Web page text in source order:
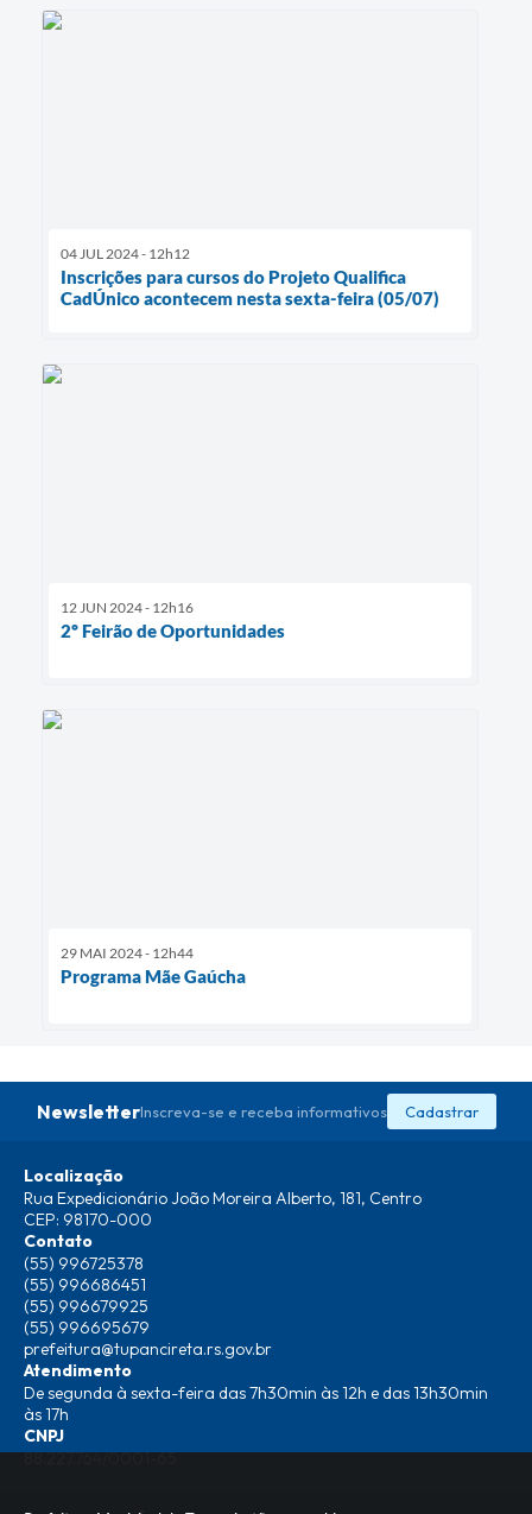
04 JUL 2024 - 12h12
Inscrições para cursos do Projeto Qualifica
CadÚnico acontecem nesta sexta-feira (05/07)
12 JUN 2024 - 12h16
2º Feirão de Oportunidades
29 MAI 2024 - 12h44
Programa Mãe Gaúcha
NewsletterInscreva-se e receba informativos Cadastrar
Localização
Rua Expedicionário João Moreira Alberto, 181, Centro
CEP: 98170-000
Contato
(55) 996725378
(55) 996686451
(55) 996679925
(55) 996695679
prefeitura@tupancireta.rs.gov.br
Atendimento
De segunda à sexta-feira das 7h30min às 12h e das 13h30min
às 17h
CNPJ
88.227.764/0001-65